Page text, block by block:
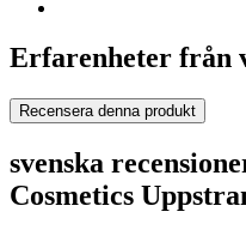
Erfarenheter från
Recensera denna produkt
svenska
Cosmetics